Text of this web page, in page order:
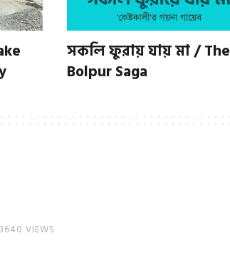
সকলি ফুরায় যায় মা / The
Bolpur Saga
3640 VIEWS